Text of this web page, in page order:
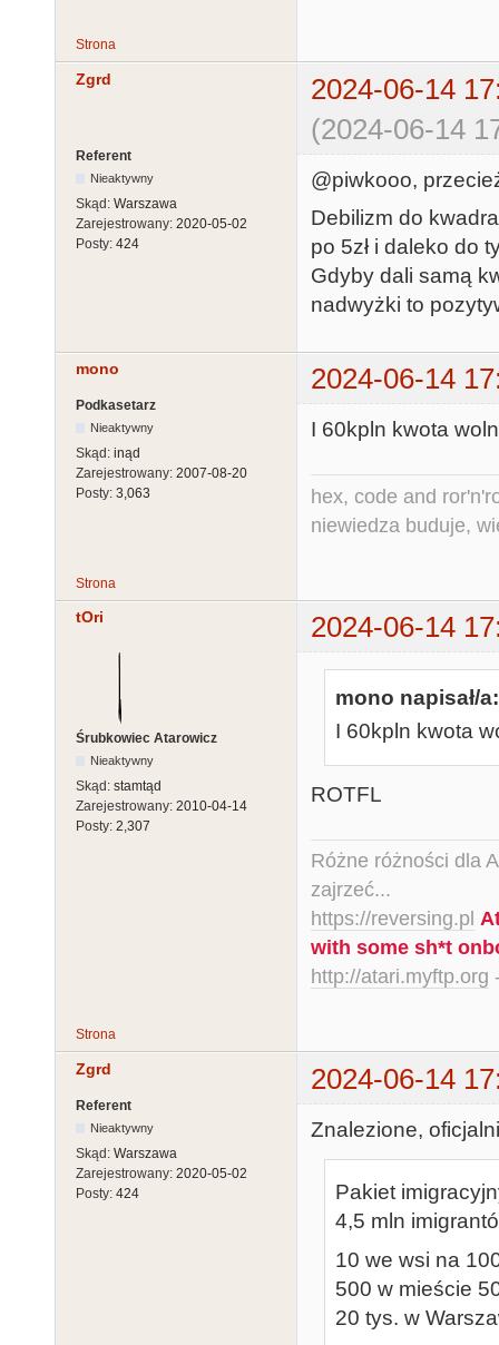
Strona
Zgrd
2024-06-14
(2024-06-14
Referent
Nieaktywny
Skąd: Warszawa
Zarejestrowany: 2020-05-02
Posty: 424
@piwkooo,
Debilizm do
po 5zł i daleko do
Gdyby dali samą
nadwyżki to
mono 2024-06-14
Podkasetarz
Nieaktywny
Skąd: inąd
Zarejestrowany: 2007-08-20
Posty: 3,063
I 60kpln kwota
hex, code and
niewiedza buduje,
Strona
tOri 2024-06-14
Śrubkowiec Atarowicz
Nieaktywny
Skąd: stamtąd
Zarejestrowany: 2010-04-14
Posty: 2,307
mono napisał/a:
I 60kpln kwota
ROTFL
Różne różności dla
zajrzeć...
https://reversing.pl
with some sh*t
http://atari.myftp.org
Strona
Zgrd 2024-06-14
Referent
Nieaktywny
Skąd: Warszawa
Zarejestrowany: 2020-05-02
Posty: 424
Znalezione,
Pakiet
4,5 mln
10 we wsi na
500 w mieście
20 tys. w